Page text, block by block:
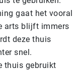
gaat het vooral
arts blijft immers
deze thuis
snel.
thuis gebruikt